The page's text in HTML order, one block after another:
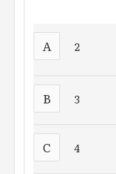
A 2
B 3
C 4